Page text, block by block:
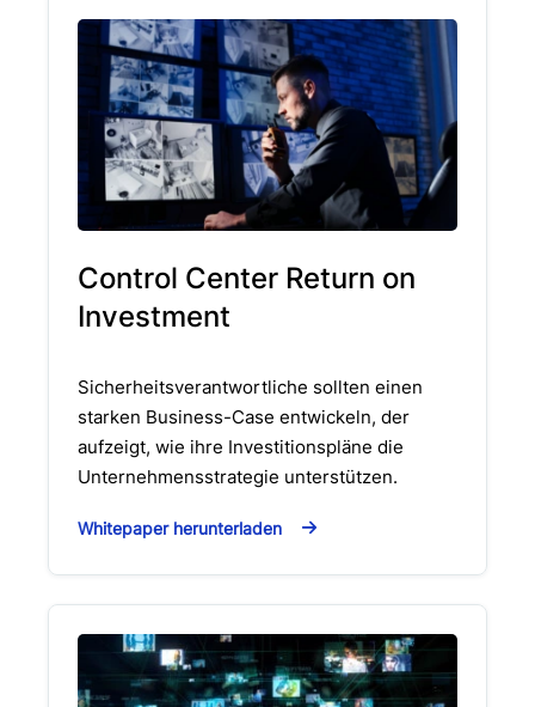
Control Center Return on
Investment
Sicherheitsverantwortliche sollten einen
starken Business-Case entwickeln, der
aufzeigt, wie ihre Investitionspläne die
Unternehmensstrategie unterstützen.
Whitepaper herunterladen